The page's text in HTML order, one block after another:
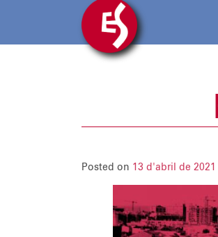
Posted on 13 d'abril de 2021